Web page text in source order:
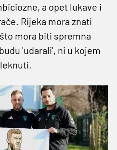
a opet lukave i
Rijeka mora znati
mora biti spremna
'udarali', ni u kojem